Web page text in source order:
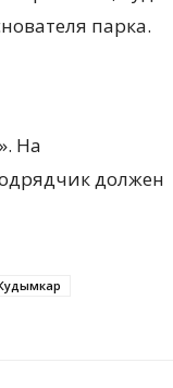
парка.
На
должен